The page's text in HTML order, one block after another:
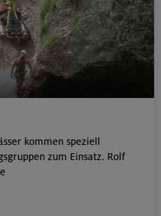
kommen speziell
zum Einsatz. Rolf